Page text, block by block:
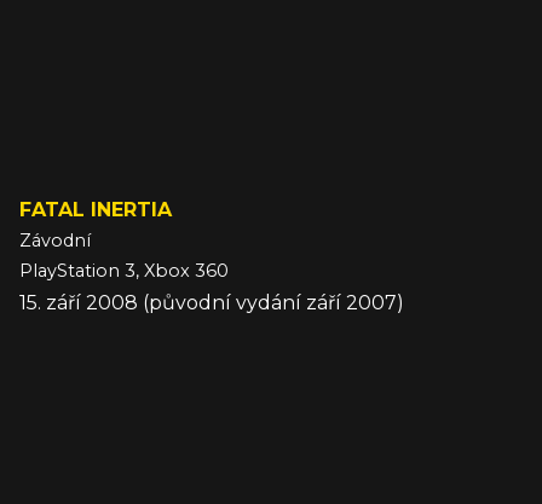
FATAL INERTIA
Závodní
PlayStation 3, Xbox 360
15. září 2008 (původní vydání září 2007)